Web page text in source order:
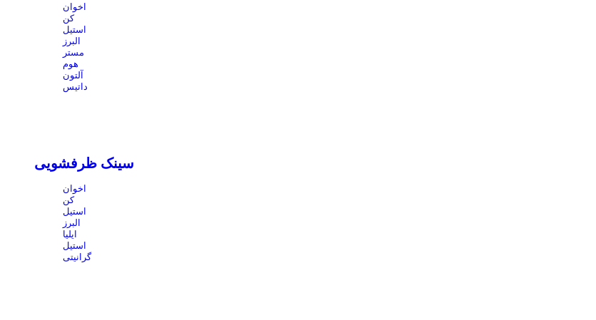
اخوان
کن
استیل
البرز
مستر
هوم
آلتون
داتیس
سینک ظرفشویی
اخوان
کن
استیل
البرز
ایلیا
استیل
گرانیتی